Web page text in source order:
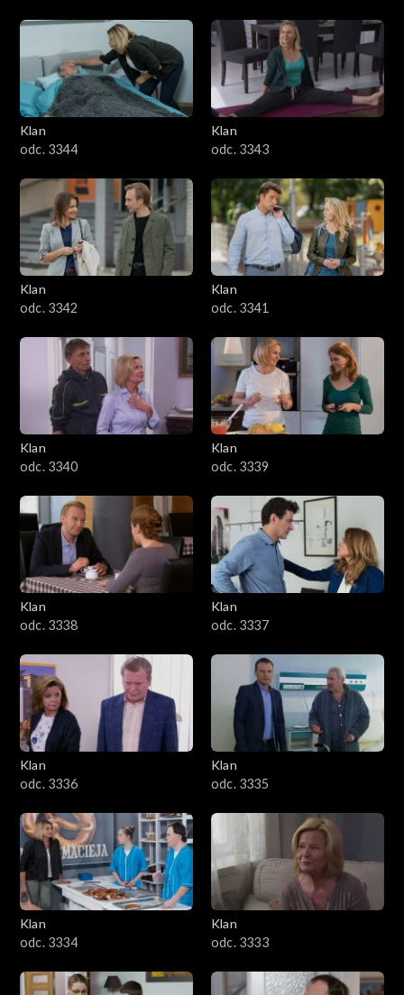
Klan
odc. 3344
Klan
odc. 3343
Klan
odc. 3342
Klan
odc. 3341
Klan
odc. 3340
Klan
odc. 3339
Klan
odc. 3338
Klan
odc. 3337
Klan
odc. 3336
Klan
odc. 3335
Klan
odc. 3334
Klan
odc. 3333